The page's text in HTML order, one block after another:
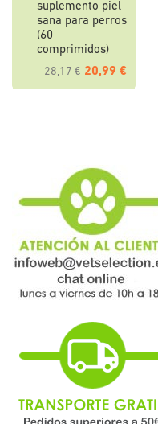
suplemento piel
sana para perros
(60
comprimidos)
28,17 € 20,99 €
carrito